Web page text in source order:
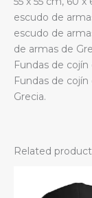
escudo de
escudo de
de armas de
Fundas de
Fundas de
Grecia.
Related